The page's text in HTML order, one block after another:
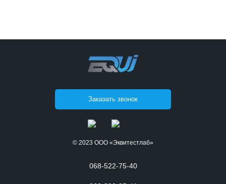
Заказать звонок
© 2023 ООО «Эквитестлаб»
068-522-75-40